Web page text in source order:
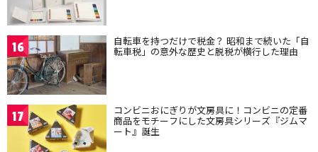
16 自転車を持つだけで税金？ 昭和まで続いた「自
転車税」の意外な歴史と脱税が横行した理由
17 コンビニおにぎりが文房具に！コンビニの定番
商品をモチーフにした文房具シリーズ『ジムマ
ート』誕生